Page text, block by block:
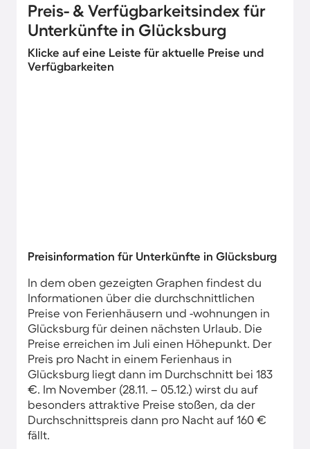
Preis- & Verfügbarkeitsindex für
Unterkünfte in Glücksburg
Klicke auf eine Leiste für aktuelle Preise und
Verfügbarkeiten
Preisinformation für Unterkünfte in Glücksburg
In dem oben gezeigten Graphen findest du
Informationen über die durchschnittlichen
Preise von Ferienhäusern und -wohnungen in
Glücksburg für deinen nächsten Urlaub. Die
Preise erreichen im Juli einen Höhepunkt. Der
Preis pro Nacht in einem Ferienhaus in
Glücksburg liegt dann im Durchschnitt bei 183
€. Im November (28.11. – 05.12.) wirst du auf
besonders attraktive Preise stoßen, da der
Durchschnittspreis dann pro Nacht auf 160 €
fällt.